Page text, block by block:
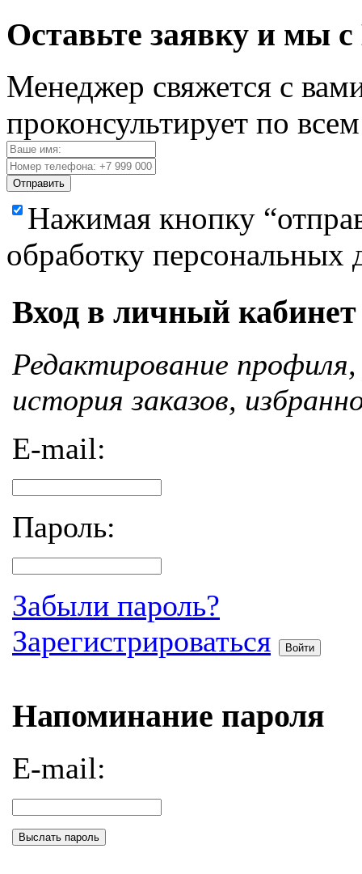
Оставьте заявку и мы
Менеджер свяжется с
проконсультирует по
Отправить
Нажимая кнопку
обработку персональных
Вход в личный кабинет
Редактирование
история заказов,
E-mail:
Пароль:
Забыли пароль?
Зарегистрироваться
Войти
Напоминание пароля
E-mail:
Выслать пароль